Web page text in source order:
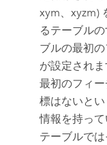
xym、xyzm)
るテーブル
ブルの最初
が設定され
最初のフィ
標はないと
情報を持っ
テーブルで